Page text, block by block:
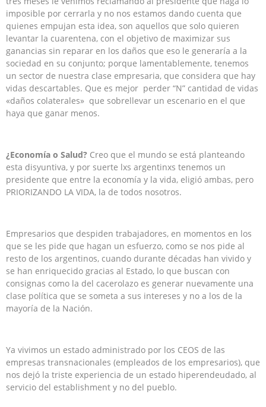
imposible por cerrarla y no nos estamos dando cuenta que
quienes empujan esta idea, son aquellos que solo quieren
levantar la cuarentena, con el objetivo de maximizar sus
ganancias sin reparar en los daños que eso le generaría a la
sociedad en su conjunto; porque lamentablemente, tenemos
un sector de nuestra clase empresaria, que considera que hay
vidas descartables. Que es mejor perder “N” cantidad de vidas
«daños colaterales» que sobrellevar un escenario en el que
haya que ganar menos.
¿Economía o Salud? Creo que el mundo se está planteando
esta disyuntiva, y por suerte lxs argentinxs tenemos un
presidente que entre la economía y la vida, eligió ambas, pero
PRIORIZANDO LA VIDA, la de todos nosotros.
Empresarios que despiden trabajadores, en momentos en los
que se les pide que hagan un esfuerzo, como se nos pide al
resto de los argentinos, cuando durante décadas han vivido y
se han enriquecido gracias al Estado, lo que buscan con
consignas como la del cacerolazo es generar nuevamente una
clase política que se someta a sus intereses y no a los de la
mayoría de la Nación.
Ya vivimos un estado administrado por los CEOS de las
empresas transnacionales (empleados de los empresarios), que
nos dejó la triste experiencia de un estado hiperendeudado, al
servicio del establishment y no del pueblo.